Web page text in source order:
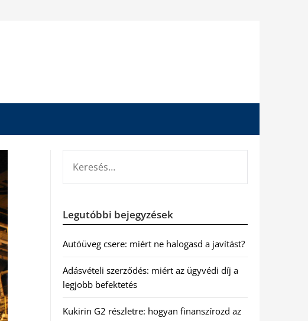
Legutóbbi bejegyzések
Autóüveg csere: miért ne halogasd a javítást?
Adásvételi szerződés: miért az ügyvédi díj a
legjobb befektetés
Kukirin G2 részletre: hogyan finanszírozd az